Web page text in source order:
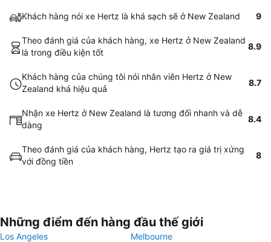
Khách hàng nói xe Hertz là khá sạch sẽ ở New Zealand 9
Theo đánh giá của khách hàng, xe Hertz ở New Zealand
là trong điều kiện tốt
8.9
Khách hàng của chúng tôi nói nhân viên Hertz ở New
Zealand khá hiệu quả
8.7
Nhận xe Hertz ở New Zealand là tương đối nhanh và dễ
dàng
8.4
Theo đánh giá của khách hàng, Hertz tạo ra giá trị xứng
với đồng tiền
8
Những điểm đến hàng đầu thế giới
Los Angeles
Melbourne